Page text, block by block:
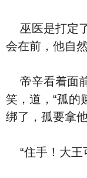
巫医是打定
会在前，他自
帝辛看着面
笑，道，“孤的
绑了，孤要拿
“住手！大王